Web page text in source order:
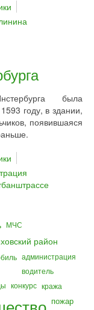
была
году, в здании,
появившаяся
МЧС
район
администрация
водитель
конкурс кража
пожар